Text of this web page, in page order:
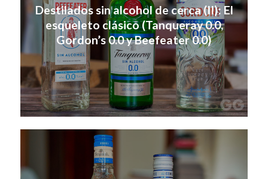
Destilados sin alcohol de cerca (II): El
esqueleto clásico (Tanqueray 0.0,
Gordon’s 0.0 y Beefeater 0.0)